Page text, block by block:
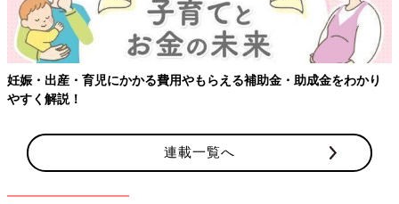
妊娠・出産・育児にかかる費用やもらえる補助金・助成金をわかり
やすく解説！
連載一覧へ